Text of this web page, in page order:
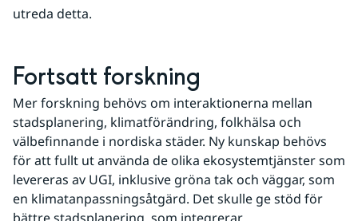
utreda detta.
Fortsatt forskning
Mer forskning behövs om interaktionerna mellan
stadsplanering, klimatförändring, folkhälsa och
välbefinnande i nordiska städer. Ny kunskap behövs
för att fullt ut använda de olika ekosystemtjänster som
levereras av UGI, inklusive gröna tak och väggar, som
en klimatanpassningsåtgärd. Det skulle ge stöd för